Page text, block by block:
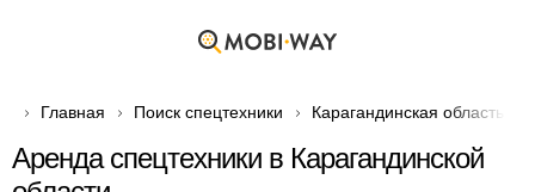
Главная Поиск спецтехники Карагандинская область
Аренда спецтехники в Карагандинской